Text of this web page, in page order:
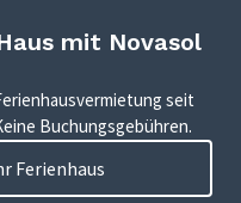
mit Novasol
seit
Buchungsgebühren.
Ferienhaus